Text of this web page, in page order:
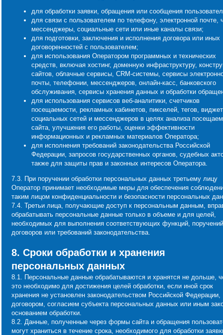
для обработки заявки, обращения или сообщения
для связи с пользователем по телефону, электронной почте,
мессенджеры, социальные сети или иные каналы связи;
для подготовки, заключения и исполнения договора или иных
договоренностей с пользователем;
для использования Оператором программных и технических
средств, включая хостинг, доменную инфраструктуру,
сайтов, облачные сервисы, CRM-системы, сервисы
почты, телефонии, мессенджеров, онлайн-касс, банковского
обслуживания, сервисы хранения данных и обработки
для использования сервисов веб-аналитики, счетчиков
посещаемости, рекламных кабинетов, пикселей, тегов,
социальных сетей и мессенджеров в целях анализа
сайта, улучшения его работы, оценки эффективности
информационных и рекламных материалов Оператора;
для исполнения требований законодательства Российской
Федерации, запросов государственных органов, судебных
также для защиты прав и законных интересов Оператора.
7.3. При поручении обработки персональных данных третьему лицу
Оператор принимает необходимые меры для обеспечения
таким лицом конфиденциальности и безопасности персональных
7.4. Третьи лица, получающие доступ к персональным данным,
обрабатывать персональные данные только в объеме и для целей,
необходимых для выполнения соответствующих функций,
договоров или требований законодательства.
8. Сроки обработки и хранения
персональных данных
8.1. Персональные данные обрабатываются и хранятся не дольше,
это необходимо для достижения целей обработки, если иной срок
хранения не установлен законодательством Российской Федерации,
договором, согласием субъекта персональных данных или иным
основанием обработки.
8.2. Данные, полученные через формы сайта и обращения
могут храниться в течение срока, необходимого для обработки